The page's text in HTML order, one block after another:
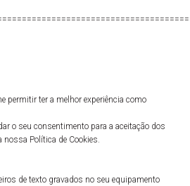
permitir ter a melhor experiência como
o seu consentimento para a aceitação dos
nossa Política de Cookies.
de texto gravados no seu equipamento